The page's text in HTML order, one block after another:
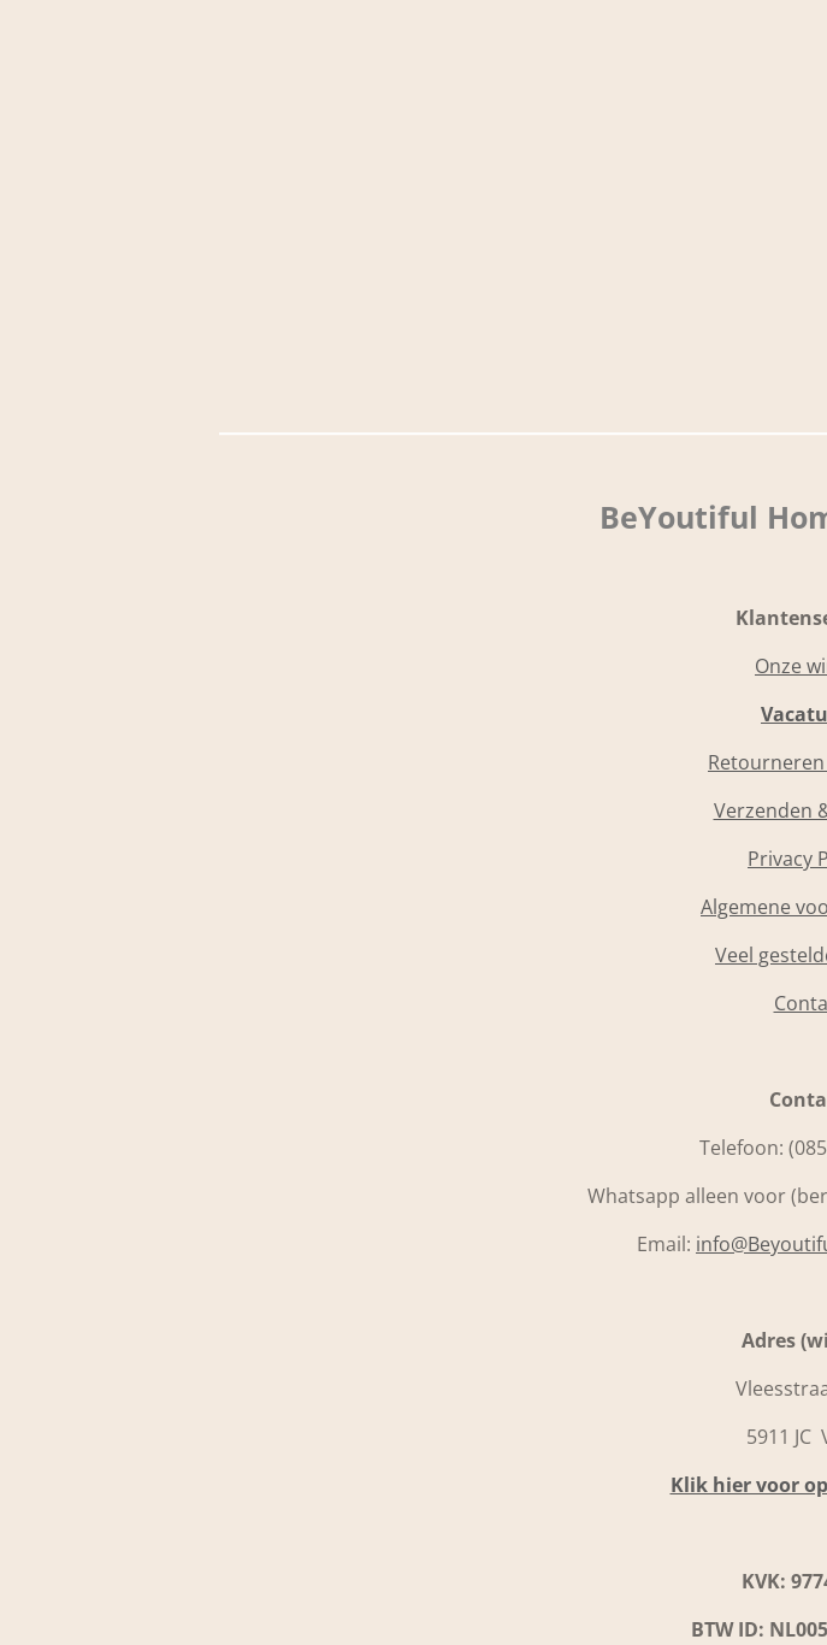
BeYoutiful
Onze
Verzenden
Privacy
Algemene
Veel
Telefoon:
Whatsapp alleen voor
Email:
Adres
5911 JC
Klik hier voor
KVK:
BTW ID: